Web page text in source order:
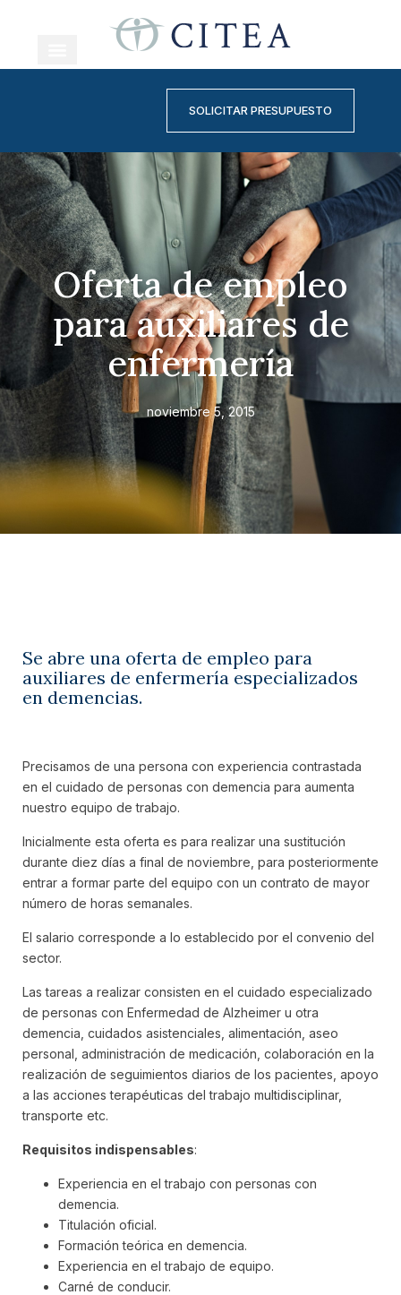
SOLICITAR PRESUPUESTO
Oferta de empleo
para auxiliares de
enfermería
noviembre 5, 2015
Se abre una oferta de empleo para
auxiliares de enfermería especializados
en demencias.
Precisamos de una persona con experiencia contrastada
en el cuidado de personas con demencia para aumenta
nuestro equipo de trabajo.
Inicialmente esta oferta es para realizar una sustitución
durante diez días a final de noviembre, para posteriormente
entrar a formar parte del equipo con un contrato de mayor
número de horas semanales.
El salario corresponde a lo establecido por el convenio del
sector.
Las tareas a realizar consisten en el cuidado especializado
de personas con Enfermedad de Alzheimer u otra
demencia, cuidados asistenciales, alimentación, aseo
personal, administración de medicación, colaboración en la
realización de seguimientos diarios de los pacientes, apoyo
a las acciones terapéuticas del trabajo multidisciplinar,
transporte etc.
Requisitos indispensables:
Experiencia en el trabajo con personas con
demencia.
Titulación oficial.
Formación teórica en demencia.
Experiencia en el trabajo de equipo.
Carné de conducir.